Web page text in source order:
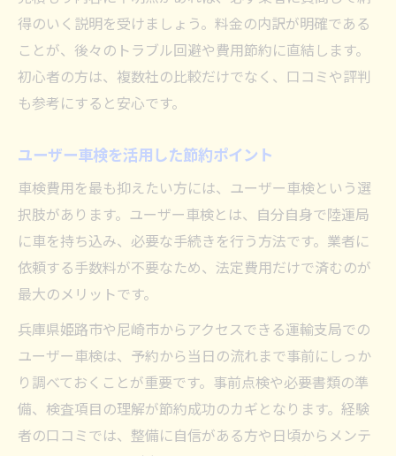
得のいく説明を受けましょう。料金の内訳が明確である
ことが、後々のトラブル回避や費用節約に直結します。
初心者の方は、複数社の比較だけでなく、口コミや評判
も参考にすると安心です。
ユーザー車検を活用した節約ポイント
車検費用を最も抑えたい方には、ユーザー車検という選
択肢があります。ユーザー車検とは、自分自身で陸運局
に車を持ち込み、必要な手続きを行う方法です。業者に
依頼する手数料が不要なため、法定費用だけで済むのが
最大のメリットです。
兵庫県姫路市や尼崎市からアクセスできる運輸支局での
ユーザー車検は、予約から当日の流れまで事前にしっか
り調べておくことが重要です。事前点検や必要書類の準
備、検査項目の理解が節約成功のカギとなります。経験
者の口コミでは、整備に自信がある方や日頃からメンテ